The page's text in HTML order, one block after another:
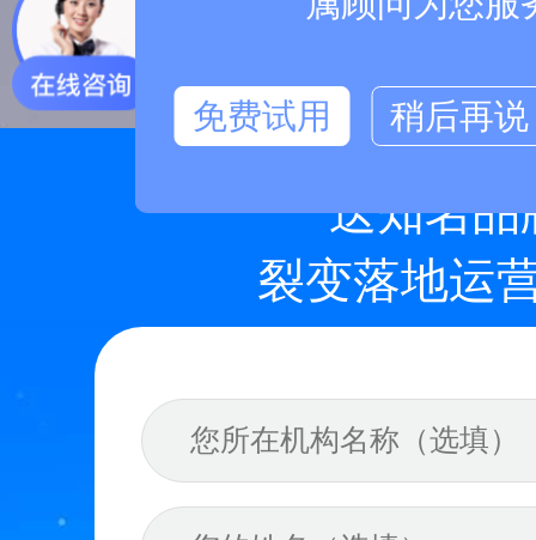
送知名品
裂变落地运
免费试用 稍后再说